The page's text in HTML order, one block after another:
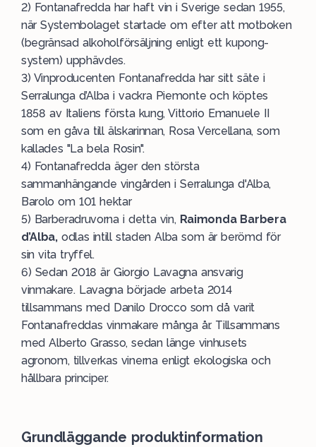
2) Fontanafredda har haft vin i Sverige sedan 1955,
när Systembolaget startade om efter att motboken
(begränsad alkoholförsäljning enligt ett kupong-
system) upphävdes.
3) Vinproducenten Fontanafredda har sitt säte i
Serralunga d’Alba i vackra Piemonte och köptes
1858 av Italiens första kung, Vittorio Emanuele II
som en gåva till älskarinnan, Rosa Vercellana, som
kallades "La bela Rosin".
4) Fontanafredda äger den största
sammanhängande vingården i Serralunga d'Alba,
Barolo om 101 hektar
5) Barberadruvorna i detta vin, Raimonda Barbera
d’Alba,odlas intill staden Alba som är berömd för
sin vita tryffel.
6) Sedan 2018 är Giorgio Lavagna ansvarig
vinmakare. Lavagna började arbeta 2014
tillsammans med Danilo Drocco som då varit
Fontanafreddas vinmakare många år. Tillsammans
med Alberto Grasso, sedan länge vinhusets
agronom, tillverkas vinerna enligt ekologiska och
hållbara principer.
Grundläggande produktinformation